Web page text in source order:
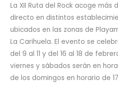
La XII Ruta del Rock acoge
directo en distintos
ubicados en las zonas de
La Carihuela. El evento se
del 9 al 11 y del 16 al 18 de
viernes y sábados serán en
de los domingos en horario de